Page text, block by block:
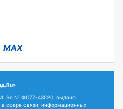
MAX
Эл № ФС77-43520, выдано
сфере связи, информационных